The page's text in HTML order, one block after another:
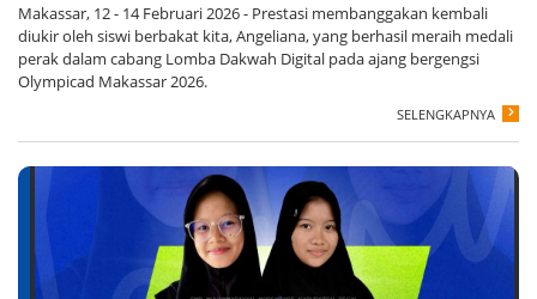
Makassar, 12 - 14 Februari 2026 - Prestasi membanggakan kembali
diukir oleh siswi berbakat kita, Angeliana, yang berhasil meraih medali
perak dalam cabang Lomba Dakwah Digital pada ajang bergengsi
Olympicad Makassar 2026.
SELENGKAPNYA